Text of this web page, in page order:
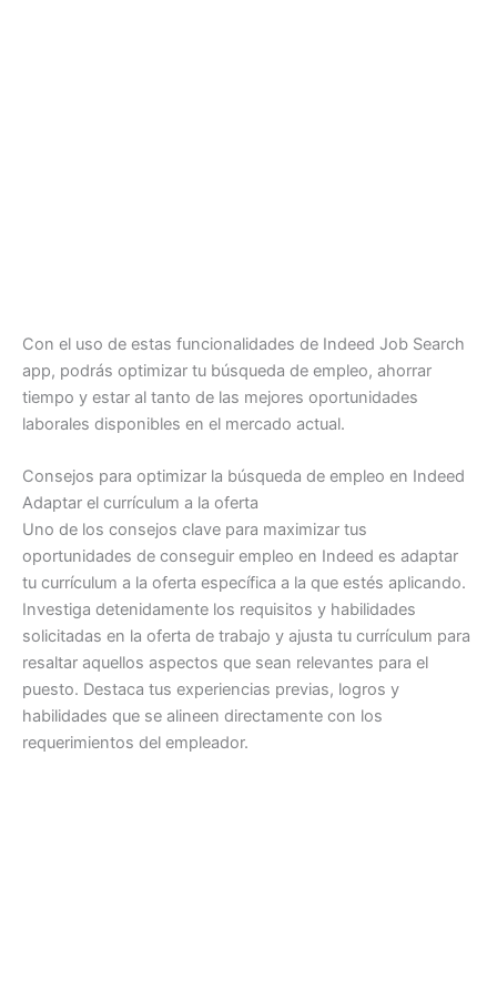
Con el uso de estas funcionalidades de Indeed Job Search
app, podrás optimizar tu búsqueda de empleo, ahorrar
tiempo y estar al tanto de las mejores oportunidades
laborales disponibles en el mercado actual.
Consejos para optimizar la búsqueda de empleo en Indeed
Adaptar el currículum a la oferta
Uno de los consejos clave para maximizar tus
oportunidades de conseguir empleo en Indeed es adaptar
tu currículum a la oferta específica a la que estés aplicando.
Investiga detenidamente los requisitos y habilidades
solicitadas en la oferta de trabajo y ajusta tu currículum para
resaltar aquellos aspectos que sean relevantes para el
puesto. Destaca tus experiencias previas, logros y
habilidades que se alineen directamente con los
requerimientos del empleador.